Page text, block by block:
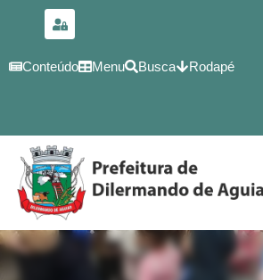
conteúdo
Conteúdo Menu Busca Rodapé